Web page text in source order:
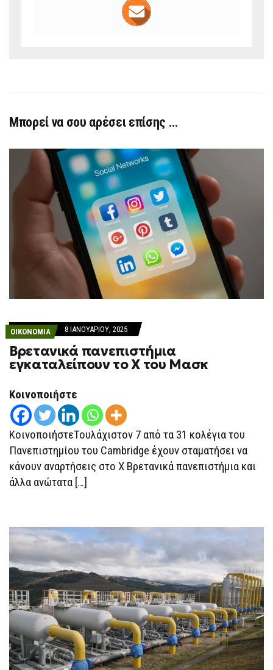
Μπορεί να σου αρέσει επίσης …
ΟΙΚΟΝΟΜΙΑ 8 ΙΑΝΟΥΑΡΊΟΥ, 2025
Βρετανικά πανεπιστήμια
εγκαταλείπουν το Χ του Μασκ
Κοινοποιήστε
ΚοινοποιήστεΤουλάχιστον 7 από τα 31 κολέγια του
Πανεπιστημίου του Cambridge έχουν σταματήσει να
κάνουν αναρτήσεις στο Χ Βρετανικά πανεπιστήμια και
άλλα ανώτατα […]